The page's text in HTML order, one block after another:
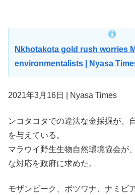
Nkhotakota gold rush worries
environmentalists | Nyasa
2021年3月16日 | Nyasa Times
ンコタコタでの違法な金採掘が、
を与えている。
マラウイ野生生物自然環境協会が
な対応を政府に求めた。
モザンビーク、ボツワナ、ナミビ